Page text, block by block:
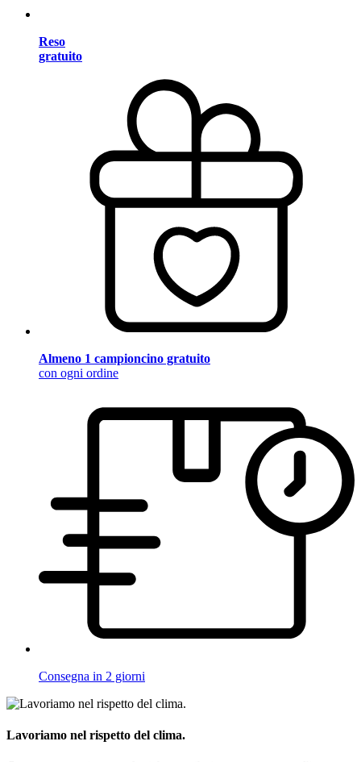
Reso
gratuito
Almeno 1 campioncino gratuito
con ogni ordine
Consegna in 2 giorni
Lavoriamo nel rispetto del clima.